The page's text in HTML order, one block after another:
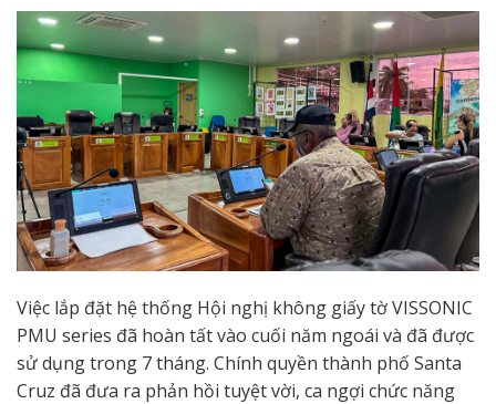
Việc lắp đặt hệ thống Hội nghị không giấy tờ VISSONIC
PMU series đã hoàn tất vào cuối năm ngoái và đã được
sử dụng trong 7 tháng. Chính quyền thành phố Santa
Cruz đã đưa ra phản hồi tuyệt vời, ca ngợi chức năng